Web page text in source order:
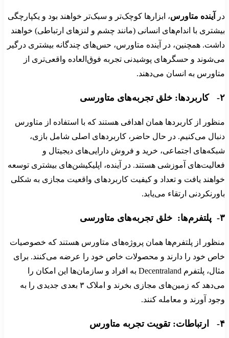
در آینده متاورس، ابزارها کوچک‌تر و سبک‌تر خواهند بود و یکپارچگی
بیشتری با اندام‌های انسانی (مانند چشم و لنزهای ارتباطی) خواهند
داشت. همچنین، در آینده متاورس، حس‌های چندگانه بیشتری درگیر
می‌شوند و حسگرهای پوشیدنی تجربه فوق‌العاده واقعی‌تری از
متاورس به انسان می‌دهند.
۲- کاربردها: خلق تجربه‌های متاورسی
منظور از کاربردها همان اهدافی هستند که با استفاده از متاورس
دنبال می‌کنیم. در حال حاضر، کاربردهای اصلی شامل بازی،
شبکه‌های اجتماعی، خرید و فروش دارایی‌های دیجیتال و
فعالیت‌های آموزشی هستند. در آینده، اپلیکیشن‌های بیشتری توسعه
خواهند یافت و تعداد و کیفیت کاربردهای واقعیت مجازی به شکلی
باورنکردنی ارتقاء می‌یابد.
۳- پلتفرم‌ها: خلق تجربه‌های متاورسی
منظور از پلتفرم‌ها همان پروژه‌های متاورس هستند که خصوصیات
خاص خود را دارند و محصولات خاص خود را عرضه می‌کنند. برای
مثال، پلتفرم Decentraland به افراد و سازمان‌ها این امکان را
می‌دهد که زمین‌های مجازی بخرند و املاک ۳ بعدی جدیدی را به
وجود آورند و معامله کنند.
۴- ارتباطات: تقویت تجربه متاورس